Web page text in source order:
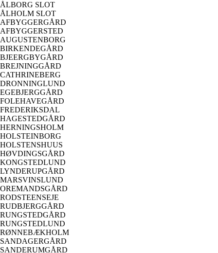
ÅLBORG SLOT
ÅLHOLM SLOT
AFBYGGERGÅRD
AFBYGGERSTED
AUGUSTENBORG
BIRKENDEGÅRD
BJEERGBYGÅRD
BREJNINGGÅRD
CATHRINEBERG
DRONNINGLUND
EGEBJERGGÅRD
FOLEHAVEGÅRD
FREDERIKSDAL
HAGESTEDGÅRD
HERNINGSHOLM
HOLSTEINBORG
HOLSTENSHUUS
HØVDINGSGÅRD
KONGSTEDLUND
LYNDERUPGÅRD
MARSVINSLUND
OREMANDSGÅRD
RODSTEENSEJE
RUDBJERGGÅRD
RUNGSTEDGÅRD
RUNGSTEDLUND
RØNNEBÆKHOLM
SANDAGERGÅRD
SANDERUMGÅRD